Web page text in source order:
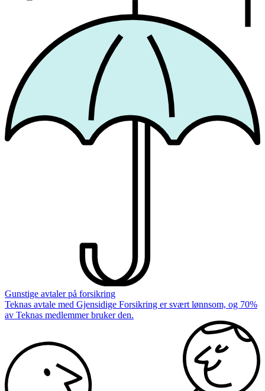
Gunstige avtaler på forsikring
Teknas avtale med Gjensidige Forsikring er svært lønnsom, og 70%
av Teknas medlemmer bruker den.